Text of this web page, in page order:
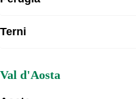
Terni
Val d'Aosta